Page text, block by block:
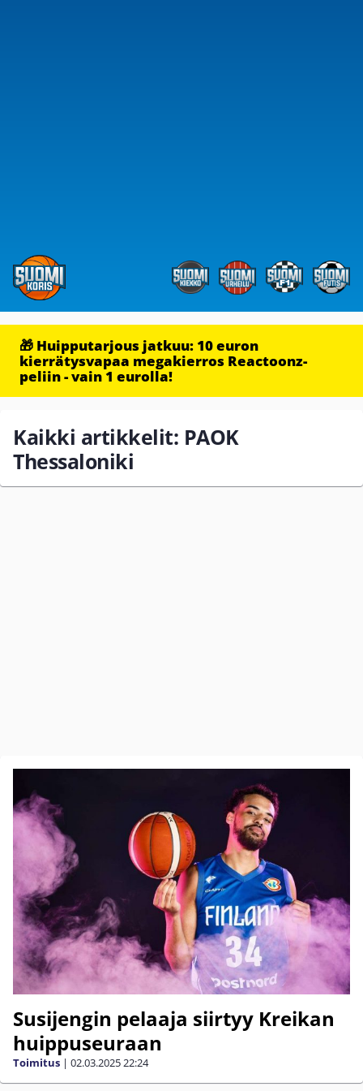
🎁 Huipputarjous jatkuu: 10 euron
kierrätysvapaa megakierros Reactoonz-
peliin - vain 1 eurolla!
Kaikki artikkelit: PAOK
Thessaloniki
Susijengin pelaaja siirtyy Kreikan
huippuseuraan
Toimitus | 02.03.202522:24